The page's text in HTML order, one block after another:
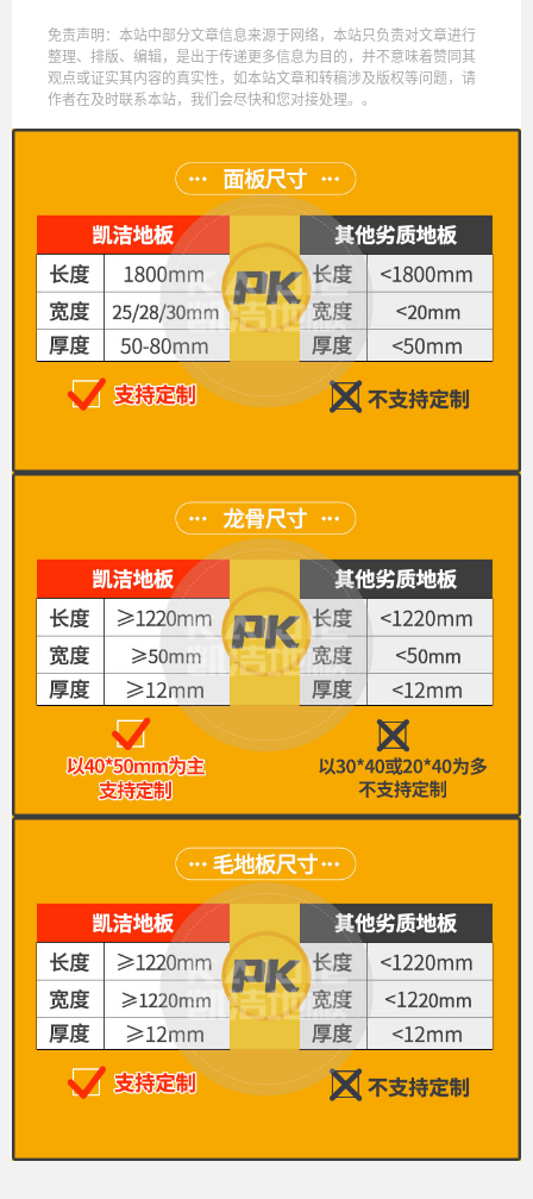
免责声明：本站中部分文章信息来源于网络，本站只负责对文章进行
整理、排版、编辑，是出于传递更多信息为目的，并不意味着赞同其
观点或证实其内容的真实性，如本站文章和转稿涉及版权等问题，请
作者在及时联系本站，我们会尽快和您对接处理。。